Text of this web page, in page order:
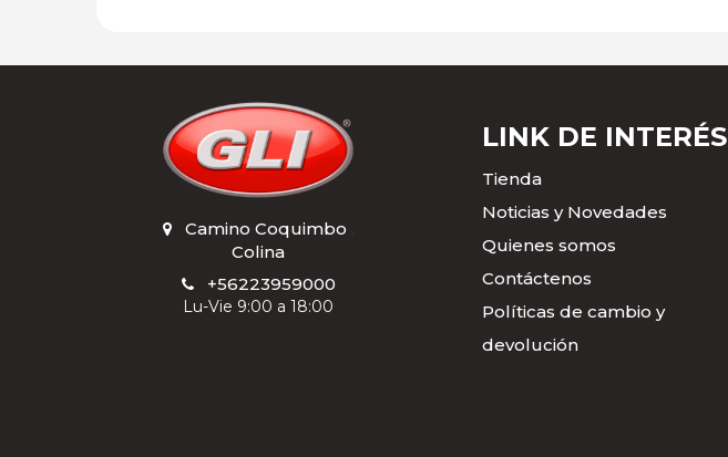
Camino Coquimbo
Colina
+56223959000
Lu-Vie 9:00 a 18:00
LINK DE INTERÉS
Tienda
Noticias y Novedades
Quienes somos
Contáctenos
Políticas de cambio y
devolución